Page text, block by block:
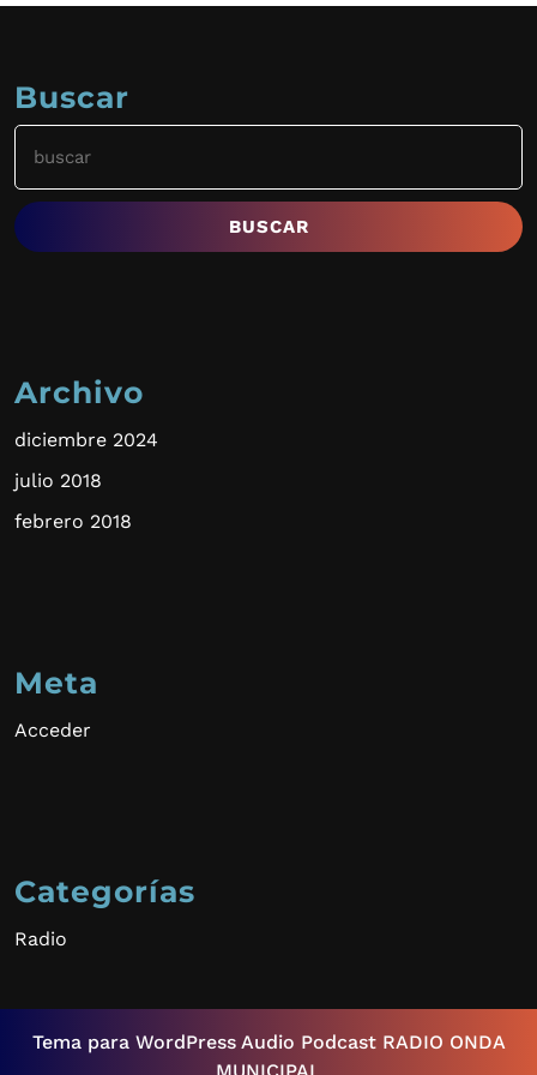
Buscar
Buscar:
Archivo
diciembre 2024
julio 2018
febrero 2018
Meta
Acceder
Categorías
Radio
Tema para WordPress Audio PodcastRADIO ONDA